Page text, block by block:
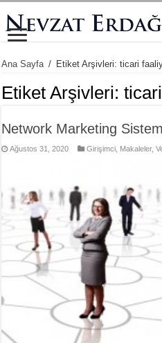
Ana Sayfa / Etiket Arşivleri: ticari
Etiket Arşivleri:
Network Marketing
Ağustos 31, 2020 Girişimci Makaleler,